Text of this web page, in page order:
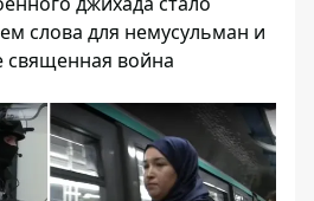
слова для немусульман и
священная война